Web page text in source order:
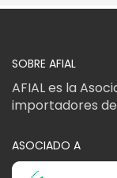
SOBRE AFIAL
AFIAL es la
importadores
ASOCIADO A